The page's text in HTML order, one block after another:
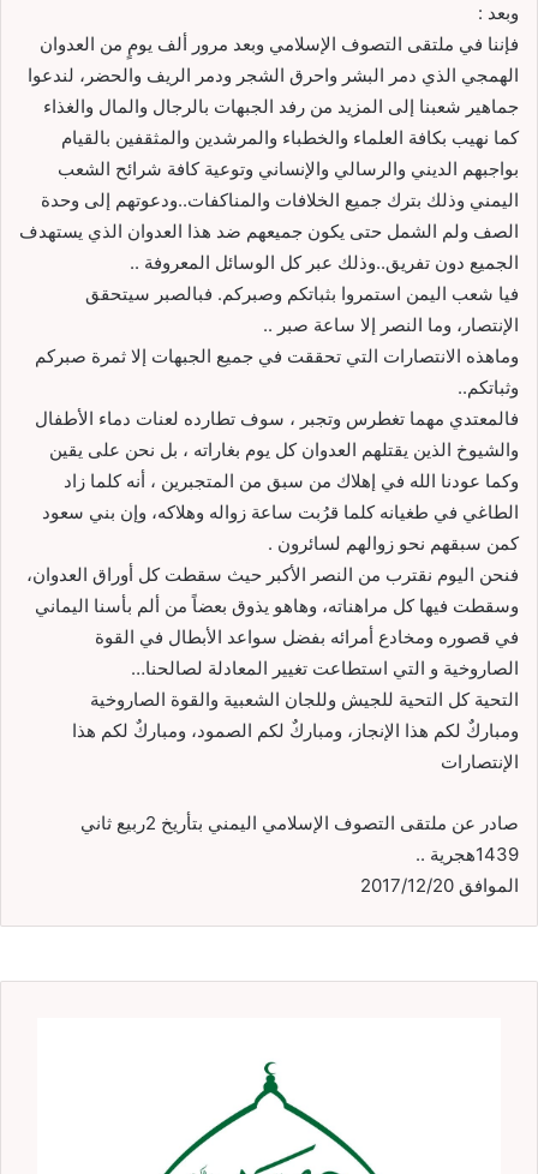
وبعد :
فإننا في ملتقى التصوف الإسلامي وبعد مرور ألف يومٍ من العدوان
الهمجي الذي دمر البشر واحرق الشجر ودمر الريف والحضر، لندعوا
جماهير شعبنا إلى المزيد من رفد الجبهات بالرجال والمال والغذاء
كما نهيب بكافة العلماء والخطباء والمرشدين والمثقفين بالقيام
بواجبهم الديني والرسالي والإنساني وتوعية كافة شرائح الشعب
اليمني وذلك بترك جميع الخلافات والمناكفات..ودعوتهم إلى وحدة
الصف ولم الشمل حتى يكون جميعهم ضد هذا العدوان الذي يستهدف
الجميع دون تفريق..وذلك عبر كل الوسائل المعروفة ..
فيا شعب اليمن استمروا بثباتكم وصبركم. فبالصبر سيتحقق
الإنتصار، وما النصر إلا ساعة صبر ..
وماهذه الانتصارات التي تحققت في جميع الجبهات إلا ثمرة صبركم
وثباتكم..
فالمعتدي مهما تغطرس وتجبر ، سوف تطارده لعنات دماء الأطفال
والشيوخ الذين يقتلهم العدوان كل يوم بغاراته ، بل نحن على يقين
وكما عودنا الله في إهلاك من سبق من المتجبرين ، أنه كلما زاد
الطاغي في طغيانه كلما قرُبت ساعة زواله وهلاكه، وإن بني سعود
كمن سبقهم نحو زوالهم لسائرون .
فنحن اليوم نقترب من النصر الأكبر حيث سقطت كل أوراق العدوان،
وسقطت فيها كل مراهناته، وهاهو يذوق بعضاً من ألم بأسنا اليماني
في قصوره ومخادع أمرائه بفضل سواعد الأبطال في القوة
الصاروخية و التي استطاعت تغيير المعادلة لصالحنا…
التحية كل التحية للجيش وللجان الشعبية والقوة الصاروخية
ومباركٌ لكم هذا الإنجاز، ومباركٌ لكم الصمود، ومباركٌ لكم هذا
الإنتصارات
صادر عن ملتقى التصوف الإسلامي اليمني بتأريخ 2ربيع ثاني
1439هجرية ..
الموافق 2017/12/20